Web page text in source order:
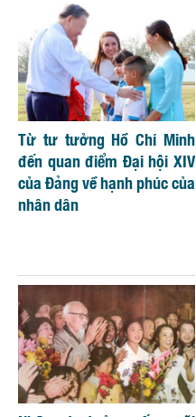
Từ tư tưởng Hồ Chí Minh
đến quan điểm Đại hội XIV
của Đảng về hạnh phúc của
nhân dân